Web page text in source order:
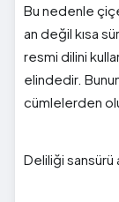
Bu nedenle
an değil kısa
resmi dilini
elindedir.
cümlelerden
Deliliği sansürü